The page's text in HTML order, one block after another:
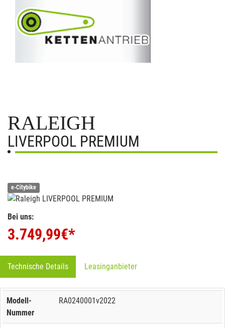
RALEIGH
LIVERPOOL PREMIUM
e-Citybike
Bei uns:
3.749,99€*
Technische Details Leasinganbieter
Modell-
Nummer
RA0240001v2022